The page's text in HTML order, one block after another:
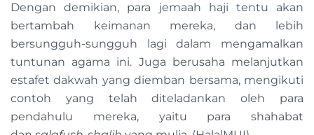
Dengan demikian, para jemaah haji tentu akan
bertambah keimanan mereka, dan lebih
bersungguh-sungguh lagi dalam mengamalkan
tuntunan agama ini. Juga berusaha melanjutkan
estafet dakwah yang diemban bersama, mengikuti
contoh yang telah diteladankan oleh para
pendahulu mereka, yaitu para shahabat